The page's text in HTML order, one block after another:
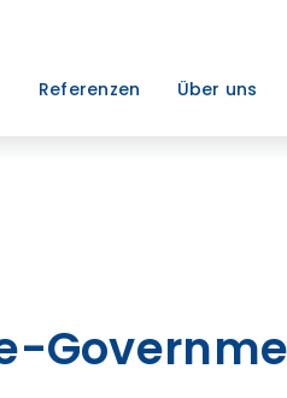
Referenzen Über uns